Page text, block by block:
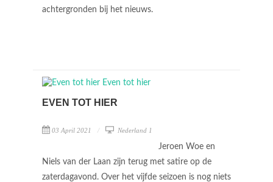
achtergronden bij het nieuws.
EVEN TOT HIER
03 April 2021 Nederland 1
Jeroen Woe en
Niels van der Laan zijn terug met satire op de
zaterdagavond. Over het vijfde seizoen is nog niets